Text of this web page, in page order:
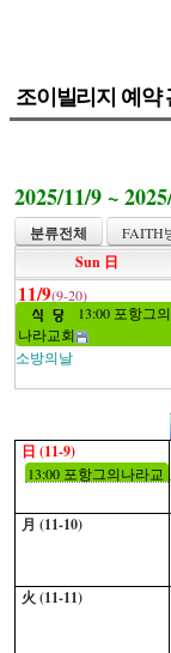
조이빌리지 예약
2025/11/9 ~
분류전체 FAITH
Sun 日
11/9(9-20)
13:00 포항그의
나라교회
소방의날
日 (11-9)
13:00 포항그의나라교
月 (11-10)
火 (11-11)